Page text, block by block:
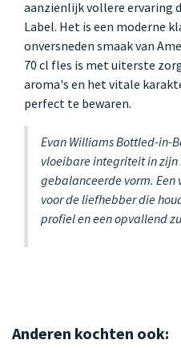
aanzienlijk vollere ervaring
Label. Het is een moderne
onversneden smaak van
70 cl fles is met uiterste
aroma's en het vitale
perfect te bewaren.
Evan Williams Bottled-in-
vloeibare integriteit in zijn
gebalanceerde vorm.
voor de liefhebber die
profiel en een opvallend
Anderen kochten ook: